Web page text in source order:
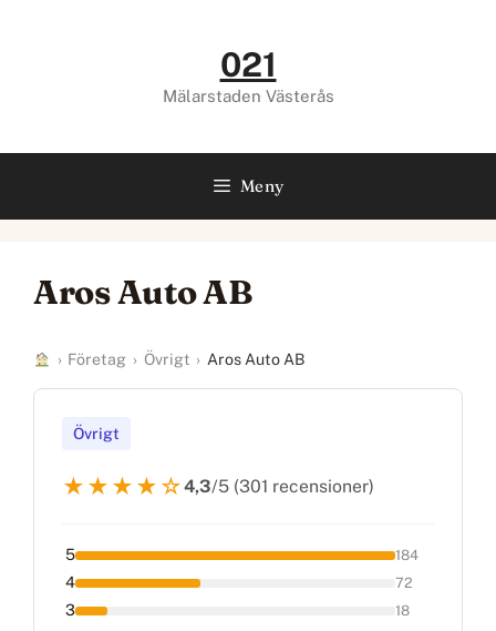
021
Mälarstaden Västerås
Meny
Aros Auto AB
› Företag › Övrigt › Aros Auto AB
Övrigt
★★★★☆4,3/5 (301 recensioner)
5 184
4 72
3 18